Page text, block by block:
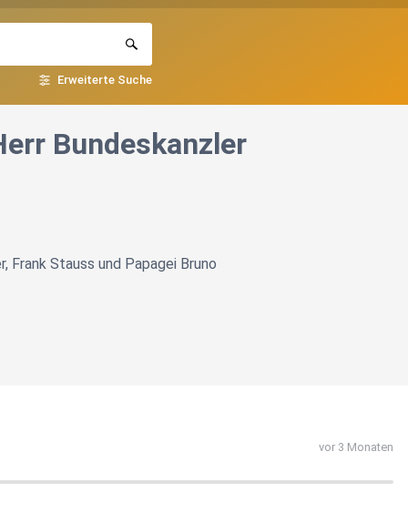
Erweiterte Suche
Bundeskanzler
Stauss und Papagei Bruno
vor 3 Monaten